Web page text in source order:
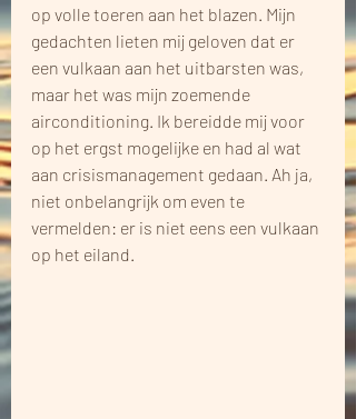
op volle toeren aan het blazen. Mijn
gedachten lieten mij geloven dat er
een vulkaan aan het uitbarsten was,
maar het was mijn zoemende
airconditioning. Ik bereidde mij voor
op het ergst mogelijke en had al wat
aan crisismanagement gedaan. Ah ja,
niet onbelangrijk om even te
vermelden: er is niet eens een vulkaan
op het eiland.